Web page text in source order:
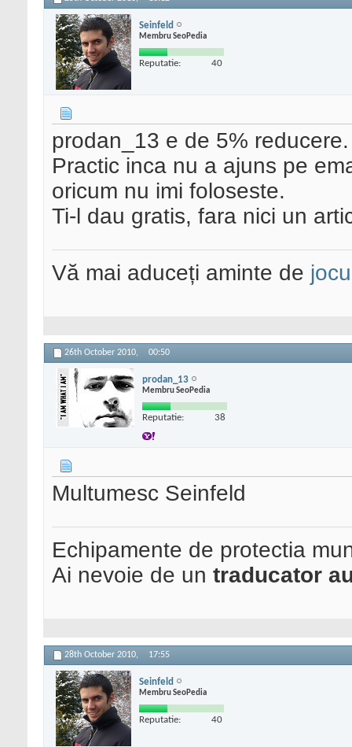
Seinfeld
Membru SeoPedia
Reputatie: 40
prodan_13 e de 5%
Practic inca nu a ajuns pe
oricum nu imi foloseste.
Ti-l dau gratis, fara nici un
Vă mai aduceți aminte de
26th October 2010, 00:50
prodan_13
Membru SeoPedia
Reputatie: 38
Multumesc Seinfeld
Echipamente de protectia
Ai nevoie de un traducator
28th October 2010, 17:55
Seinfeld
Membru SeoPedia
Reputatie: 40